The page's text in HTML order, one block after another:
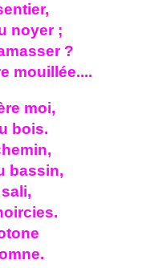
noyer ;
?
mouillée....
moi,
bois.
bassin,